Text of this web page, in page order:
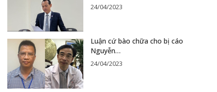
24/04/2023
Luận cứ bào chữa cho bị cáo
Nguyễn…
24/04/2023